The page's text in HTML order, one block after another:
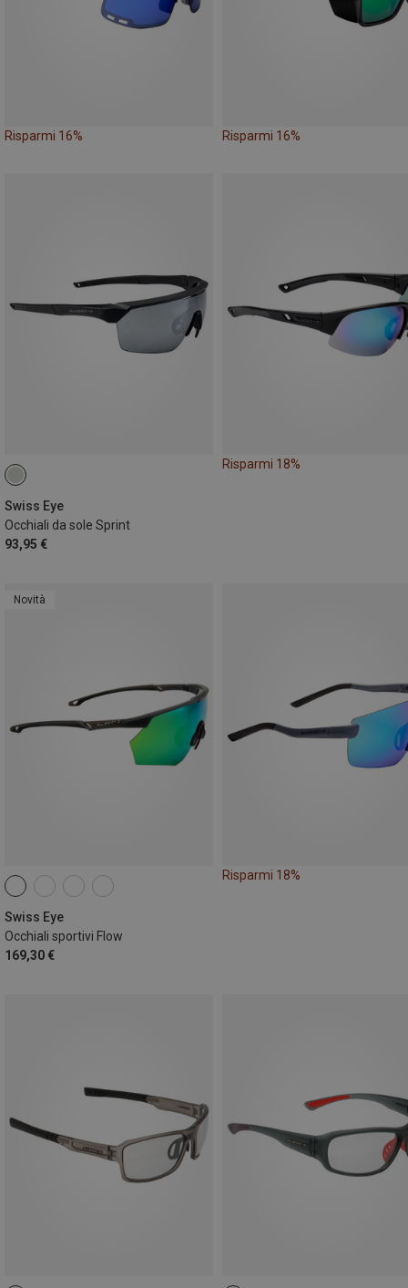
Risparmi 16% Risparmi 16%
Swiss Eye
Occhiali da sole Sprint
93,95 €
Risparmi 18%
Novità
Swiss Eye
Occhiali sportivi Flow
169,30 €
Risparmi 18%